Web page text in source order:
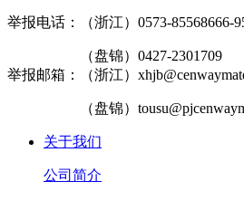
举报电话：（浙江）0573-85568666-
（盘锦）0427-2301709
举报邮箱：（浙江）
（盘锦）
关于我们
公司简介